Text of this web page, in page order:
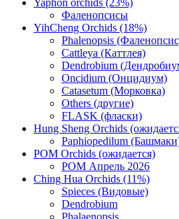
Yaphon orchids (23%)
Фаленопсисы
YihCheng Orchids (18%)
Phalenopsis
Cattleya (Каттлея)
Dendrobium
Oncidium (Онцидиум)
Catasetum (Морковка)
Others (другие)
FLASK (фласки)
Hung Sheng Orchids
Paphiopedilum
POM Orchids (ожидается)
POM Апрель 2026
Ching Hua Orchids (11%)
Spieces (Видовые)
Dendrobium